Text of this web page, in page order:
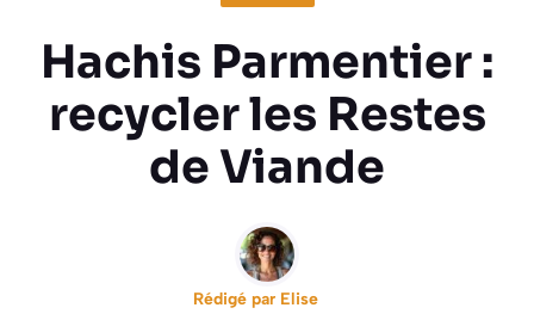
Hachis Parmentier :
recycler les Restes
de Viande
Rédigé par Elise